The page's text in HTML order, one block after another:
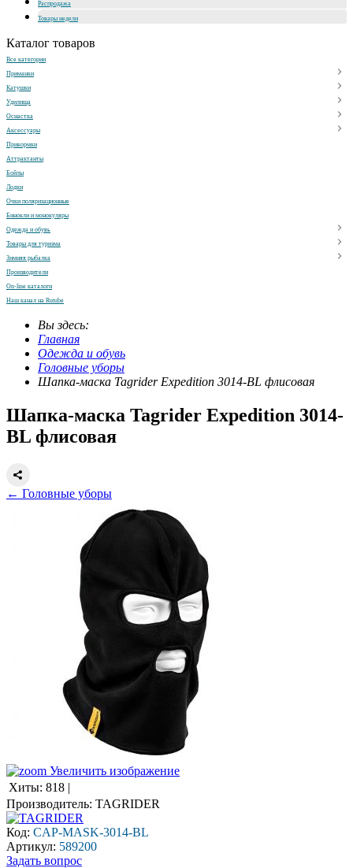
Распродажа
Товары недели
Каталог товаров
Все категории
Приманки
Катушки
Удилища
Оснастка
Аксессуары
Прикормки
Аттрактанты
Бойлы
Лодки
Очки поляризационные
Бинокли и монокуляры
Одежда и обувь
Товары для туризма
Зимняя рыбалка
Производители
On-line каталоги
Наш канал на Rutube
Вы здесь:
Главная
Одежда и обувь
Головные уборы
Шапка-маска Tagrider Expedition 3014-BL флисовая
Шапка-маска Tagrider Expedition 3014-
BL флисовая
← Головные уборы
Увеличить изображение
Хиты: 818 |
Производитель: TAGRIDER
Код: CAP-MASK-3014-BL
Артикул: 589200
Задать вопрос